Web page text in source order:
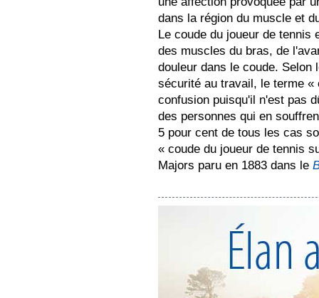
dans la région du muscle et
Le coude du joueur de
des muscles du bras, de
douleur dans le coude. Selon
sécurité au travail, le terme «
confusion puisqu'il n'est pas
des personnes qui en
5 pour cent de tous les cas
« coude du joueur de tennis
Majors paru en 1883 dans le